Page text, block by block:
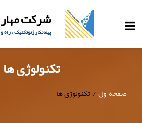
شرکت
پیمانکار ژئوتکنیک ، راه
تکنولوژی ها
صفحه اول تکنولوژی ها